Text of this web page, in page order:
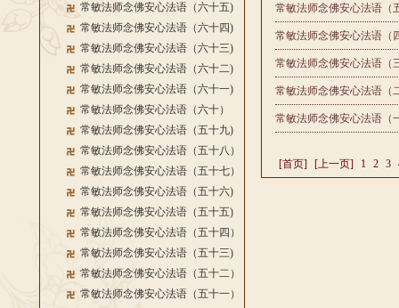
常敏法师念佛安心法语（六十五)
常敏法师念佛安心法语（六十四)
常敏法师念佛安心法语（六十三)
常敏法师念佛安心法语（六十二)
常敏法师念佛安心法语（六十一)
常敏法师念佛安心法语（六十）
常敏法师念佛安心法语（五十九)
常敏法师念佛安心法语（五十八）
常敏法师念佛安心法语（五十七）
常敏法师念佛安心法语（五十六)
常敏法师念佛安心法语（五十五)
常敏法师念佛安心法语（五十四）
常敏法师念佛安心法语（五十三)
常敏法师念佛安心法语（五十二）
常敏法师念佛安心法语（五十一）
常敏法师念佛安心法语（
常敏法师念佛安心法语（
常敏法师念佛安心法语（
常敏法师念佛安心法语（
常敏法师念佛安心法语（
[首页] [上一页] 1 2 3